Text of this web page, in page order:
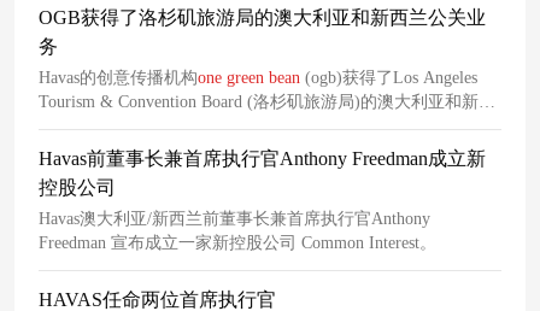
OGB获得了洛杉矶旅游局的澳大利亚和新西兰公关业
务
Havas的创意传播机构one green bean (ogb)获得了Los Angeles
Tourism & Convention Board (洛杉矶旅游局)的澳大利亚和新西
兰业务。
Havas前董事长兼首席执行官Anthony Freedman成立新
控股公司
Havas澳大利亚/新西兰前董事长兼首席执行官Anthony
Freedman 宣布成立一家新控股公司 Common Interest。
HAVAS任命两位首席执行官